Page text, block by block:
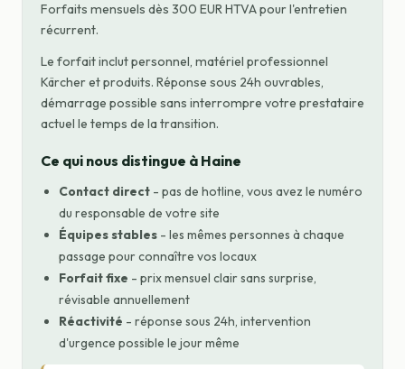
Forfaits mensuels dès 300 EUR HTVA pour l'entretien
récurrent.
Le forfait inclut personnel, matériel professionnel
Kärcher et produits. Réponse sous 24h ouvrables,
démarrage possible sans interrompre votre prestataire
actuel le temps de la transition.
Ce qui nous distingue à Haine
Contact direct - pas de hotline, vous avez le numéro
du responsable de votre site
Équipes stables - les mêmes personnes à chaque
passage pour connaître vos locaux
Forfait fixe - prix mensuel clair sans surprise,
révisable annuellement
Réactivité - réponse sous 24h, intervention
d'urgence possible le jour même